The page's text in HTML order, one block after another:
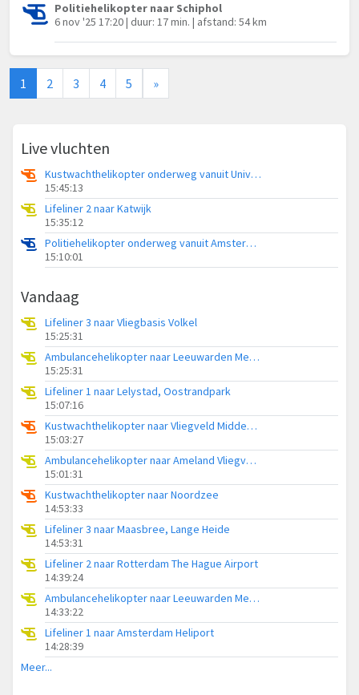
Politiehelikopter naar Schiphol
6 nov '25 17:20 | duur: 17 min. | afstand: 54 km
1 2 3 4 5 »
Live vluchten
Kustwachthelikopter onderweg vanuit Universitair Medisch Centrum Groningen
15:45:13
Lifeliner 2 naar Katwijk
15:35:12
Politiehelikopter onderweg vanuit Amsterdam Vliegveld Schiphol
15:10:01
Vandaag
Lifeliner 3 naar Vliegbasis Volkel
15:25:31
Ambulancehelikopter naar Leeuwarden Medical Center Heliport
15:25:31
Lifeliner 1 naar Lelystad, Oostrandpark
15:07:16
Kustwachthelikopter naar Vliegveld Midden-Zeeland
15:03:27
Ambulancehelikopter naar Ameland Vliegveld Ballum
15:01:31
Kustwachthelikopter naar Noordzee
14:53:33
Lifeliner 3 naar Maasbree, Lange Heide
14:53:31
Lifeliner 2 naar Rotterdam The Hague Airport
14:39:24
Ambulancehelikopter naar Leeuwarden Medical Center Heliport
14:33:22
Lifeliner 1 naar Amsterdam Heliport
14:28:39
Meer...